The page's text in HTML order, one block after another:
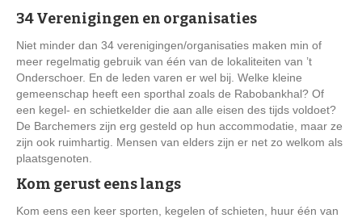
34 Verenigingen en organisaties
Niet minder dan 34 verenigingen/organisaties maken min of
meer regelmatig gebruik van één van de lokaliteiten van ’t
Onderschoer. En de leden varen er wel bij. Welke kleine
gemeenschap heeft een sporthal zoals de Rabobankhal? Of
een kegel- en schietkelder die aan alle eisen des tijds voldoet?
De Barchemers zijn erg gesteld op hun accommodatie, maar ze
zijn ook ruimhartig. Mensen van elders zijn er net zo welkom als
plaatsgenoten.
Kom gerust eens langs
Kom eens een keer sporten, kegelen of schieten, huur één van